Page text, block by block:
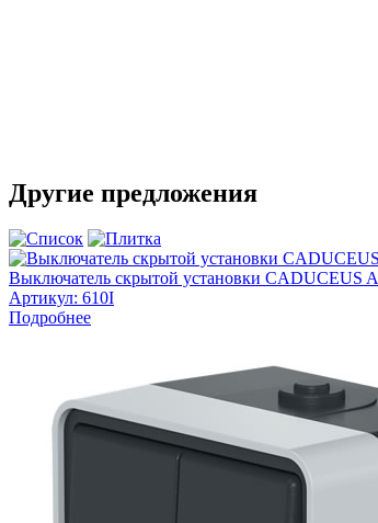
Другие предложения
Выключатель скрытой установки
Артикул: 610I
Подробнее